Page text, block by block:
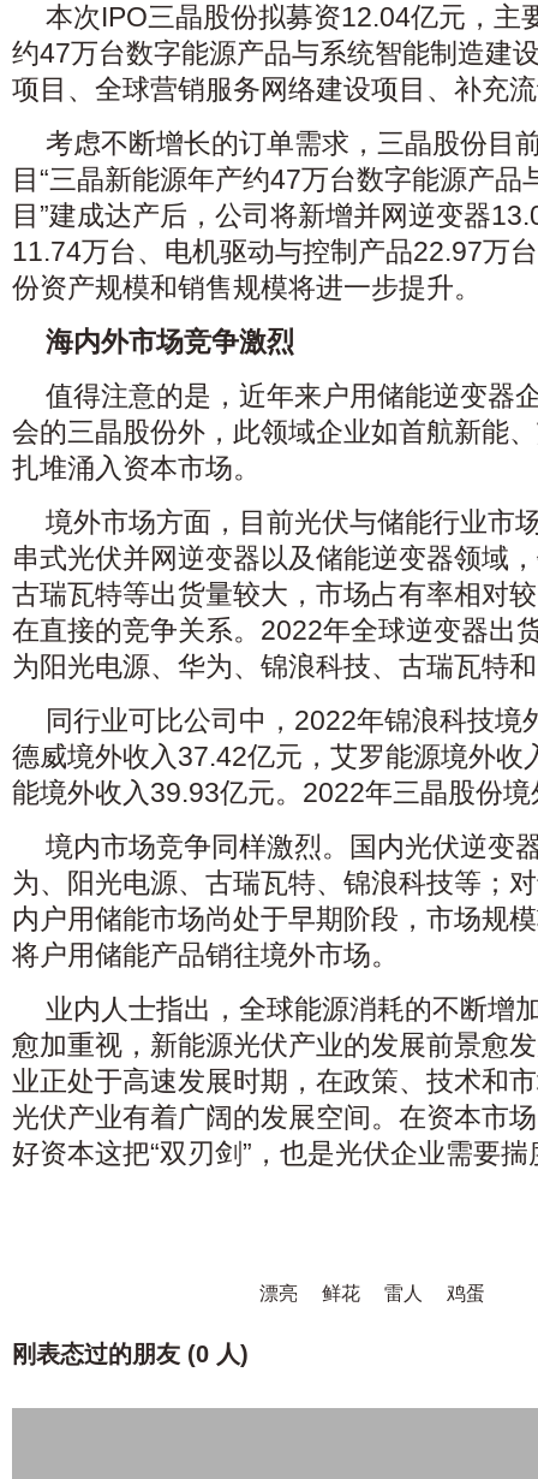
本次IPO三晶股份拟募资12.04亿元，主
约47万台数字能源产品与系统智能制造建
项目、全球营销服务网络建设项目、补充
考虑不断增长的订单需求，三晶股份目
目“三晶新能源年产约47万台数字能源产品
目”建成达产后，公司将新增并网逆变器
11.74万台、电机驱动与控制产品22.97万
份资产规模和销售规模将进一步提升。
海内外市场竞争激烈
值得注意的是，近年来户用储能逆变器
会的三晶股份外，此领域企业如首航新能
扎堆涌入资本市场。
境外市场方面，目前光伏与储能行业市
串式光伏并网逆变器以及储能逆变器领域
古瑞瓦特等出货量较大，市场占有率相对
在直接的竞争关系。2022年全球逆变器出
为阳光电源、华为、锦浪科技、古瑞瓦特
同行业可比公司中，2022年锦浪科技境
德威境外收入37.42亿元，艾罗能源境外收
能境外收入39.93亿元。2022年三晶股份
境内市场竞争同样激烈。国内光伏逆变
为、阳光电源、古瑞瓦特、锦浪科技等；
内户用储能市场尚处于早期阶段，市场规
将户用储能产品销往境外市场。
业内人士指出，全球能源消耗的不断增
愈加重视，新能源光伏产业的发展前景愈
业正处于高速发展时期，在政策、技术和
光伏产业有着广阔的发展空间。在资本市
好资本这把“双刃剑”，也是光伏企业需要揣
漂亮 鲜花 雷人 鸡蛋
刚表态过的朋友 (0 人)